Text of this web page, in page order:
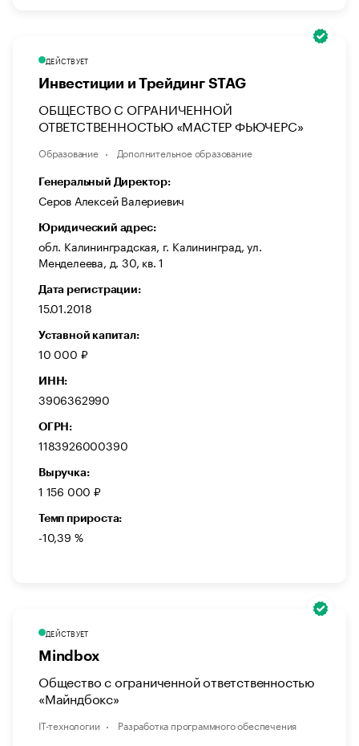
ДЕЙСТВУЕТ
Инвестиции и Трейдинг STAG
ОБЩЕСТВО С ОГРАНИЧЕННОЙ
ОТВЕТСТВЕННОСТЬЮ «МАСТЕР ФЬЮЧЕРС»
Образование Дополнительное образование
Генеральный Директор:
Серов Алексей Валериевич
Юридический адрес:
обл. Калининградская, г. Калининград, ул.
Менделеева, д. 30, кв. 1
Дата регистрации:
15.01.2018
Уставной капитал:
10 000 ₽
ИНН:
3906362990
ОГРН:
1183926000390
Выручка:
1 156 000 ₽
Темп прироста:
-10,39 %
ДЕЙСТВУЕТ
Mindbox
Общество с ограниченной ответственностью
«Майндбокс»
IT-технологии Разработка программного обеспечения